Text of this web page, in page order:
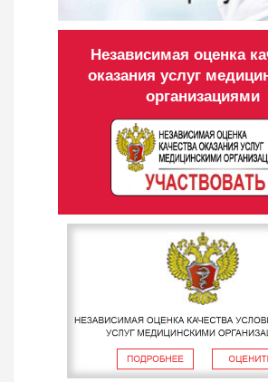
Независимая оценка
оказания услуг
организациями